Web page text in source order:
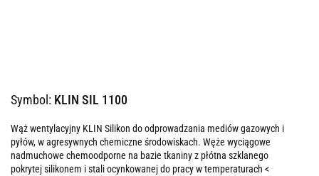
Symbol: KLIN SIL 1100
Wąż wentylacyjny KLIN Silikon do odprowadzania mediów gazowych i
pyłów, w agresywnych chemiczne środowiskach. Węże wyciągowe
nadmuchowe chemoodporne na bazie tkaniny z płótna szklanego
pokrytej silikonem i stali ocynkowanej do pracy w temperaturach <